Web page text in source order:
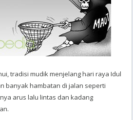
tradisi mudik menjelang hari raya Idul
banyak hambatan di jalan seperti
arus lalu lintas dan kadang